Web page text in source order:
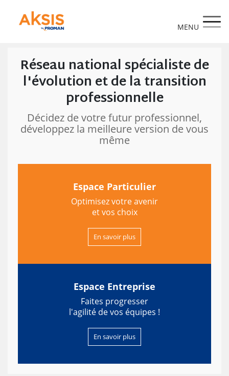
Réseau national spécialiste de
l'évolution et de latransition
professionnelle
Décidez de votre futur professionnel,
développez la meilleure version de vous
même
Espace Particulier
Optimisez votre avenir
et vos choix
En savoir plus
Espace Entreprise
Faites progresser
l'agilité de vos équipes !
En savoir plus